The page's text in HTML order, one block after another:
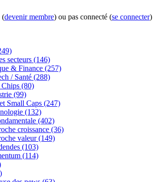
(devenir membre) ou pas connecté (se connecter)
secteurs (146)
& Finance (257)
/ Santé (288)
(80)
(99)
Small Caps (247)
(132)
(402)
croissance (36)
valeur(149)
(103)
(114)